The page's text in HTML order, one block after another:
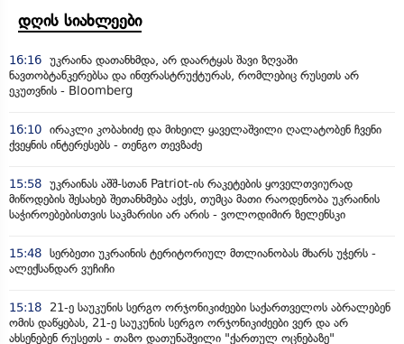
დღის სიახლეები
16:16 უკრაინა დათანხმდა, არ დაარტყას შავი ზღვაში
ნავთობტანკერებსა და ინფრასტრუქტურას, რომლებიც რუსეთს არ
ეკუთვნის - Bloomberg
16:10 ირაკლი კობახიძე და მიხეილ ყაველაშვილი ღალატობენ ჩვენი
ქვეყნის ინტერესებს - თენგო თევზაძე
15:58 უკრაინას აშშ-სთან Patriot-ის რაკეტების ყოველთვიურად
მიწოდების შესახებ შეთანხმება აქვს, თუმცა მათი რაოდენობა უკრაინის
საჭიროებებისთვის საკმარისი არ არის - ვოლოდიმირ ზელენსკი
15:48 სერბეთი უკრაინის ტერიტორიულ მთლიანობას მხარს უჭერს -
ალექსანდარ ვუჩიჩი
15:18
21-ე საუკუნის სერგო ორჯონიკიძეები საქართველოს აბრალებენ
ომის დაწყებას, 21-ე საუკუნის სერგო ორჯონიკიძეები ვერ და არ
ახსენებენ რუსეთს - თაზო დათუნაშვილი "ქართულ ოცნებაზე"